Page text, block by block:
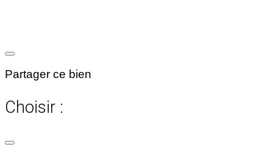
Partager ce bien
Choisir :